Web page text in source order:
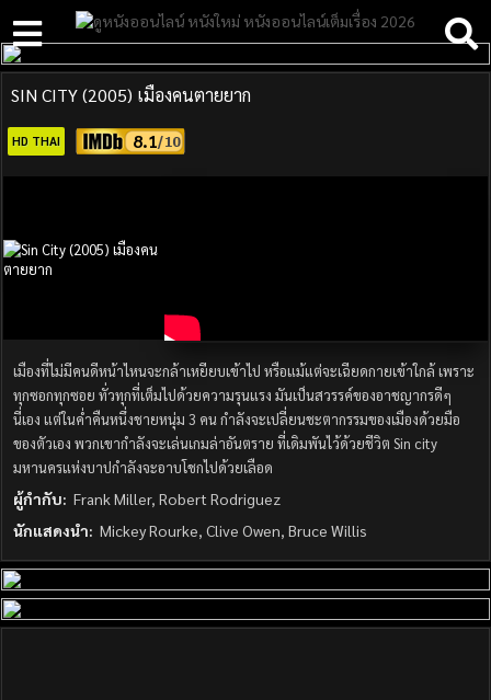
SIN CITY (2005) เมืองคนตายยาก
HD THAI 8.1
เมืองที่ไม่มีคนดีหน้าไหนจะกล้าเหยียบเข้าไป หรือแม้แต่จะเฉียดกายเข้าใกล้ เพราะ
ทุกซอกทุกซอย ทั่วทุกที่เต็มไปด้วยความรุนแรง มันเป็นสวรรค์ของอาชญากรดีๆ
นี่เอง แต่ในค่ำคืนหนึ่งชายหนุ่ม 3 คน กำลังจะเปลี่ยนชะตากรรมของเมืองด้วยมือ
ของตัวเอง พวกเขากำลังจะเล่นเกมล่าอันตราย ที่เดิมพันไว้ด้วยชีวิต Sin city
มหานครแห่งบาปกำลังจะอาบโชกไปด้วยเลือด
ผู้กำกับ: Frank Miller, Robert Rodriguez
นักแสดงนำ: Mickey Rourke, Clive Owen, Bruce Willis